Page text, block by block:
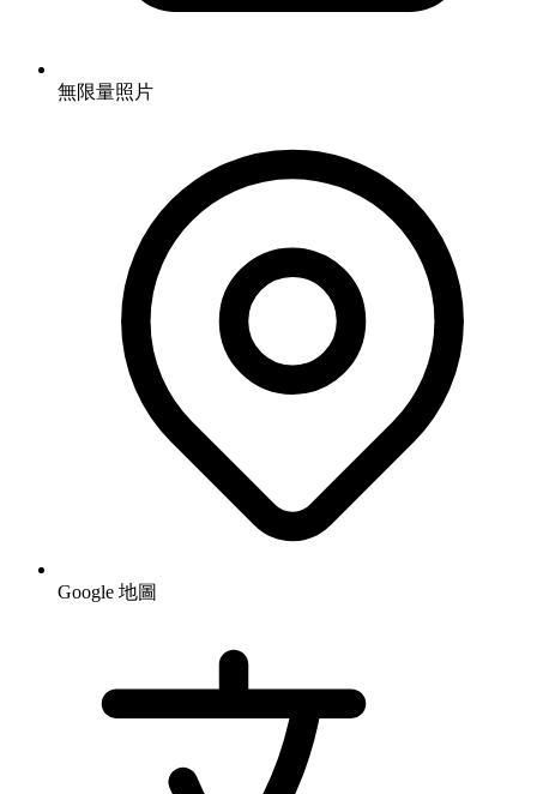
無限量照片
Google 地圖